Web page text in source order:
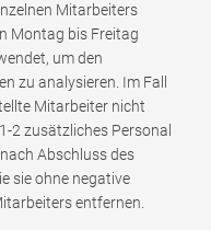
Mitarbeiters
Montag bis Freitag
um den
zu analysieren. Im Fall
Mitarbeiter nicht
2 zusätzliches Personal
Abschluss des
sie ohne negative
entfernen.